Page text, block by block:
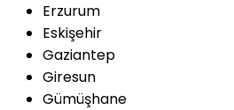
Erzurum
Eskişehir
Gaziantep
Giresun
Gümüşhane